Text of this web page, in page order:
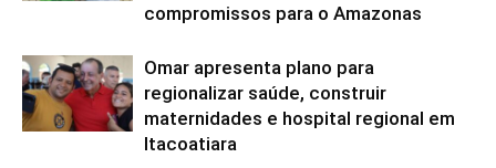
compromissos para o Amazonas
Omar apresenta plano para
regionalizar saúde, construir
maternidades e hospital regional em
Itacoatiara